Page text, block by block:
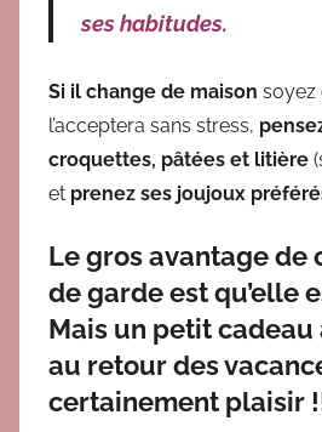
ses habitudes.
Si il change de maison soyez
l’acceptera sans stress,
croquettes, pâtées et litière
et prenez ses joujoux
Le gros avantage de
degardeest qu’elle
Mais un petit
au retour des
certainement plaisir